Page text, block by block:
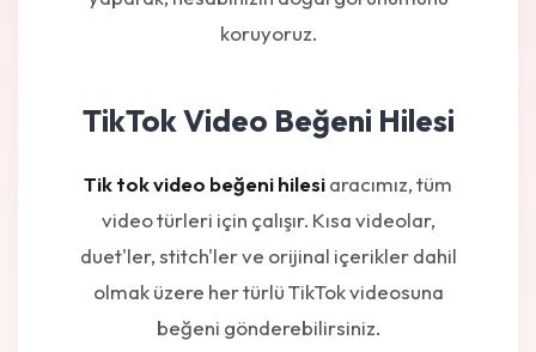
koruyoruz.
TikTok Video Beğeni Hilesi
Tik tok video beğeni hilesiaracımız, tüm
video türleri için çalışır. Kısa videolar,
duet'ler, stitch'ler ve orijinal içerikler dahil
olmak üzere her türlü TikTok videosuna
beğeni gönderebilirsiniz.